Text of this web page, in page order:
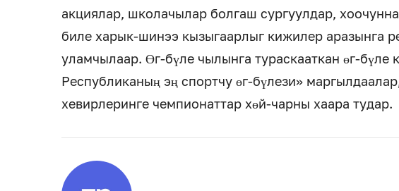
акциялар, школачылар болгаш сургуулдар,
биле харык-шинээ кызыгаарлыг кижилер аразынга
уламчылаар. Өг-бүле чылынга тураскааткан өг-
Республиканың эң спортчу өг-бүлези»
хевирлеринге чемпионаттар хөй-чарны хаара тудар.